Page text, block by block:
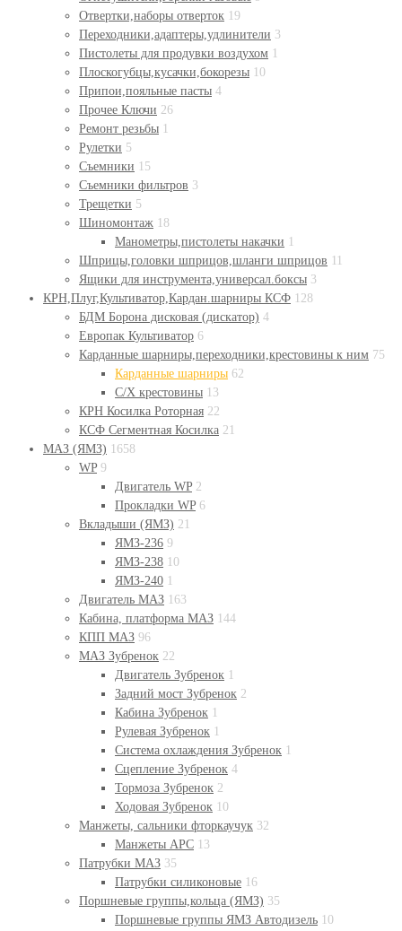
Отвертки,наборы отверток 19
Переходники,адаптеры,удлинители 3
Пистолеты для продувки воздухом 1
Плоскогубцы,кусачки,бокорезы 10
Припои,пояльные пасты 4
Прочее Ключи 26
Ремонт резьбы 1
Рулетки 5
Съемники 15
Съемники фильтров 3
Трещетки 5
Шиномонтаж 18
Манометры,пистолеты накачки 1
Шприцы,головки шприцов,шланги шприцов 11
Ящики для инструмента,универсал.боксы 3
КРН,Плуг,Культиватор,Кардан.шарниры КСФ 128
БДМ Борона дисковая (дискатор) 4
Европак Культиватор 6
Карданные шарниры,переходники,крестовины к ним 75
Карданные шарниры 62
С/Х крестовины 13
КРН Косилка Роторная 22
КСФ Сегментная Косилка 21
МАЗ (ЯМЗ) 1658
WP 9
Двигатель WP 2
Прокладки WP 6
Вкладыши (ЯМЗ) 21
ЯМЗ-236 9
ЯМЗ-238 10
ЯМЗ-240 1
Двигатель МАЗ 163
Кабина, платформа МАЗ 144
КПП МАЗ 96
МАЗ Зубренок 22
Двигатель Зубренок 1
Задний мост Зубренок 2
Кабина Зубренок 1
Рулевая Зубренок 1
Система охлаждения Зубренок 1
Сцепление Зубренок 4
Тормоза Зубренок 2
Ходовая Зубренок 10
Манжеты, сальники фторкаучук 32
Манжеты АРС 13
Патрубки МАЗ 35
Патрубки силиконовые 16
Поршневые группы,кольца (ЯМЗ) 35
Поршневые группы ЯМЗ Автодизель 10